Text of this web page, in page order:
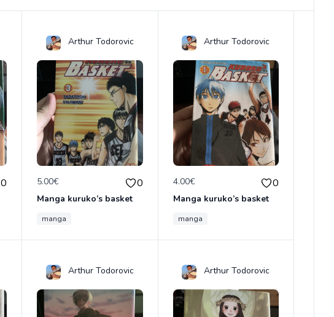
0
Arthur Todorovic
5.00€ 0
Manga kuruko’s basket
manga
Arthur Todorovic
4.00€ 0
Manga kuruko’s basket
manga
Arthur Todorovic Arthur Todorovic